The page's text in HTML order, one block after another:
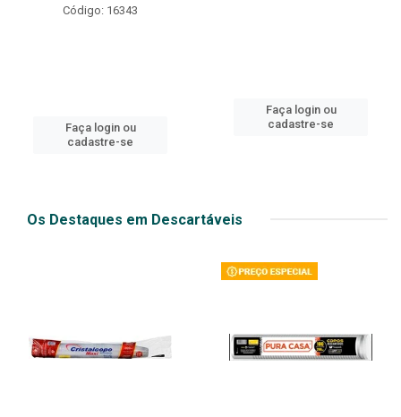
Código: 16343
Faça login ou
cadastre-se
Faça login ou
cadastre-se
Os Destaques em Descartáveis